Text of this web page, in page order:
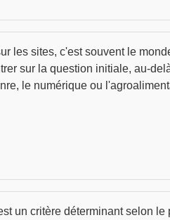
les sites, c'est souvent le
sur la question initiale, au-
le numérique ou
un critère déterminant selon le